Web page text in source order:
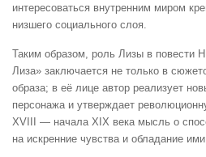
интересоваться внутренним миром
низшего социального слоя.
Таким образом, роль Лизы в повести
Лиза» заключается не только в
образа; в её лице автор реализует
персонажа и утверждает
XVIII — начала XIX века мысль о
на искренние чувства и обладание